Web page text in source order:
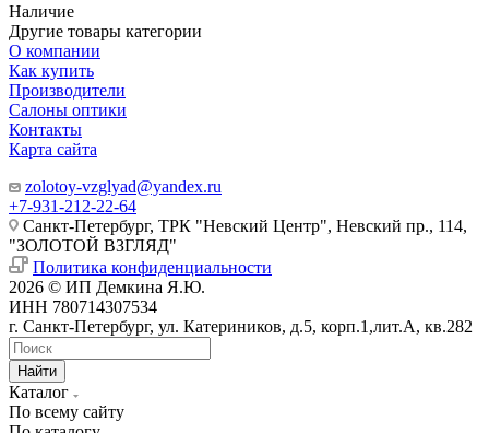
Наличие
Другие товары категории
О компании
Как купить
Производители
Салоны оптики
Контакты
Карта сайта
zolotoy-vzglyad@yandex.ru
+7-931-212-22-64
Санкт-Петербург, ТРК "Невский Центр", Невский пр., 114,
"ЗОЛОТОЙ ВЗГЛЯД"
Политика конфиденциальности
2026 © ИП Демкина Я.Ю.
ИНН 780714307534
г. Санкт-Петербург, ул. Катериников, д.5, корп.1,лит.А, кв.282
Найти
Каталог
По всему сайту